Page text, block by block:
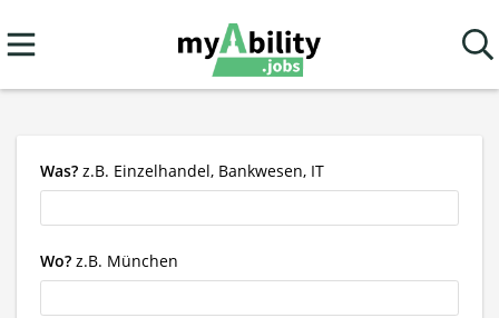
Was? z.B. Einzelhandel, Bankwesen, IT
Wo? z.B. München